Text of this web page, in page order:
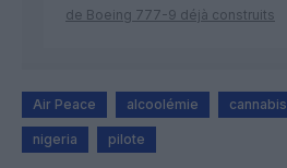
de Boeing 777-9 déjà construits
Air Peace alcoolémie cannabis
nigeria pilote